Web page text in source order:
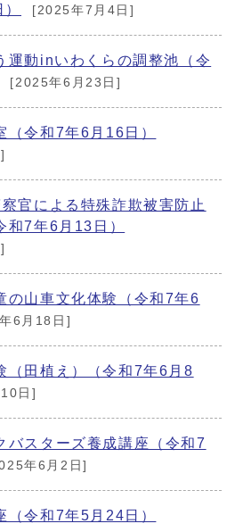
[2025年7月4日]
運動inいわくらの調整池（令
[2025年6月23日]
（令和7年6月16日）
官による特殊詐欺被害防止
和7年6月13日）
の山車文化体験（令和7年6
6月18日]
（田植え）（令和7年6月8
日]
バスターズ養成講座（令和7
年6月2日]
（令和7年5月24日）